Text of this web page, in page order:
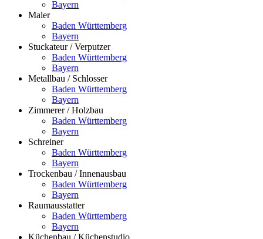
Bayern
Maler
Baden Württemberg
Bayern
Stuckateur / Verputzer
Baden Württemberg
Bayern
Metallbau / Schlosser
Baden Württemberg
Bayern
Zimmerer / Holzbau
Baden Württemberg
Bayern
Schreiner
Baden Württemberg
Bayern
Trockenbau / Innenausbau
Baden Württemberg
Bayern
Raumausstatter
Baden Württemberg
Bayern
Küchenbau / Küchenstudio